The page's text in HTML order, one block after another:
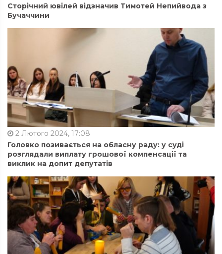
Сторічний ювілей відзначив Тимотей Непийвода з
Бучаччини
2 Лютого 2024, 17:08
Головко позивається на обласну раду: у суді
розглядали виплату грошової компенсації та
виклик на допит депутатів